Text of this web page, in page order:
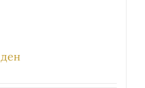
денCurrent